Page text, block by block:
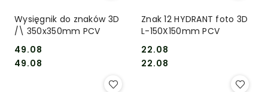
Wysięgnik do znaków 3D
/\ 350x350mm PCV
Cena:
49.08
Cena:
49.08
Znak 12 HYDRANT foto 3D
L-150X150mm PCV
Cena:
22.08
Cena:
22.08